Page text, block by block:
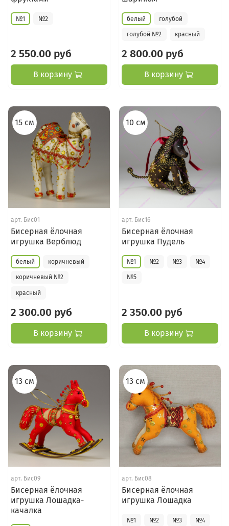
№1 №2
2 550.00 руб
В корзину
белый голубой
голубой №2 красный
2 800.00 руб
В корзину
15 см
арт. Бис01
Бисерная ёлочная
игрушка Верблюд
белый коричневый
коричневый №2
красный
2 300.00 руб
В корзину
10 см
арт. Бис16
Бисерная ёлочная
игрушка Пудель
№1 №2 №3 №4
№5
2 350.00 руб
В корзину
13 см
арт. Бис09
Бисерная ёлочная
игрушка Лошадка-
качалка
13 см
арт. Бис08
Бисерная ёлочная
игрушка Лошадка
№1 №2 №3 №4